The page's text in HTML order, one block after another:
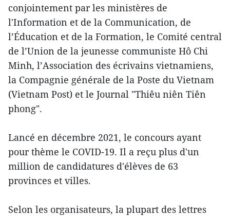
conjointement par les ministères de
l'Information et de la Communication, de
l’Éducation et de la Formation, le Comité central
de l’Union de la jeunesse communiste Hô Chi
Minh, l’Association des écrivains vietnamiens,
la Compagnie générale de la Poste du Vietnam
(Vietnam Post) et le Journal "Thiêu niên Tiên
phong".
Lancé en décembre 2021, le concours ayant
pour thème le COVID-19. Il a reçu plus d'un
million de candidatures d'élèves de 63
provinces et villes.
Selon les organisateurs, la plupart des lettres